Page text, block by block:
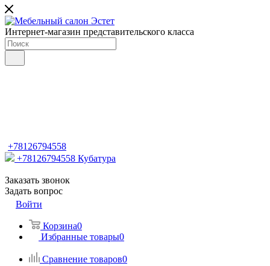
Интернет-магазин представительского класса
+78126794558
+78126794558 Кубатура
Заказать звонок
Задать вопрос
Войти
Корзина0
Избранные товары0
Сравнение товаров0